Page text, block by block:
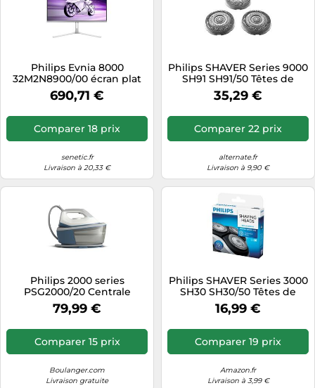
Philips Evnia 8000
32M2N8900/00 écran plat
de PC 80 cm (31.5") 3840 x
2160 pixels 4K Ultra HD QD-
690,71 €
Comparer 18 prix
senetic.fr
Livraison à 20,33 €
Philips SHAVER Series 9000
SH91 SH91/50 Têtes de
rasage de rechange
35,29 €
Comparer 22 prix
alternate.fr
Livraison à 9,90 €
Philips 2000 series
PSG2000/20 Centrale
vapeur
79,99 €
Comparer 15 prix
Boulanger.com
Livraison gratuite
Philips SHAVER Series 3000
SH30 SH30/50 Têtes de
rasage de rechange
16,99 €
Comparer 19 prix
Amazon.fr
Livraison à 3,99 €